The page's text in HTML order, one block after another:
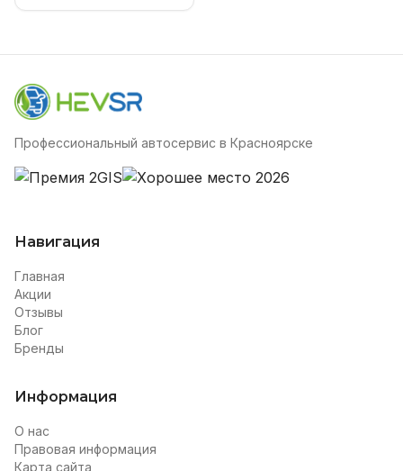
Профессиональный автосервис в Красноярске
Навигация
Главная
Акции
Отзывы
Блог
Бренды
Информация
О нас
Правовая информация
Карта сайта